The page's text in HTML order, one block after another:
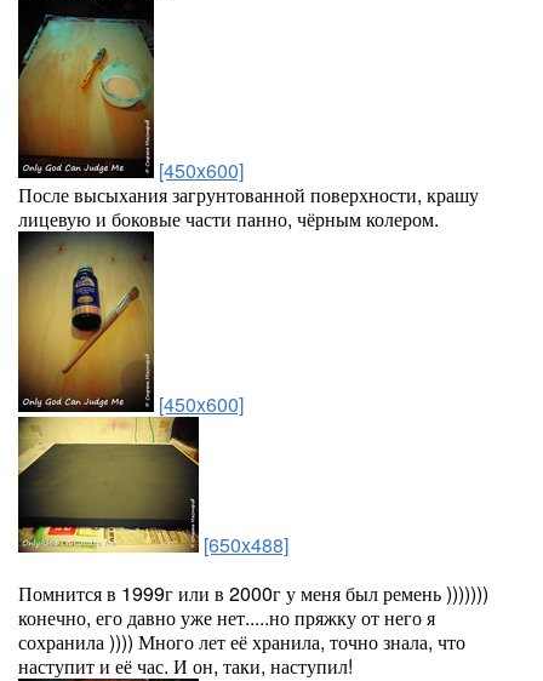
[450x600]
После высыхания загрунтованной поверхности, крашу
лицевую и боковые части панно, чёрным колером.
[450x600]
[650x488]
Помнится в 1999г или в 2000г у меня был ремень )))))))
конечно, его давно уже нет.....но пряжку от него я
сохранила )))) Много лет её хранила, точно знала, что
наступит и её час. И он, таки, наступил!